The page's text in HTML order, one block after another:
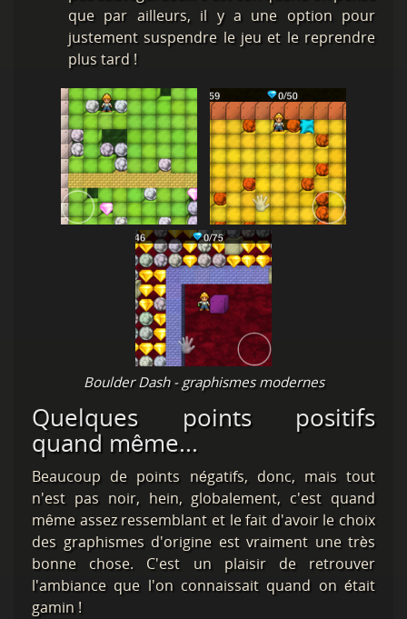
que par ailleurs, il y a une option pour
justement suspendre le jeu et le reprendre
plus tard !
Boulder Dash - graphismes modernes
Quelques points positifs
quand même...
Beaucoup de points négatifs, donc, mais tout
n'est pas noir, hein, globalement, c'est quand
même assez ressemblant et le fait d'avoir le choix
des graphismes d'origine est vraiment une très
bonne chose. C'est un plaisir de retrouver
l'ambiance que l'on connaissait quand on était
gamin !